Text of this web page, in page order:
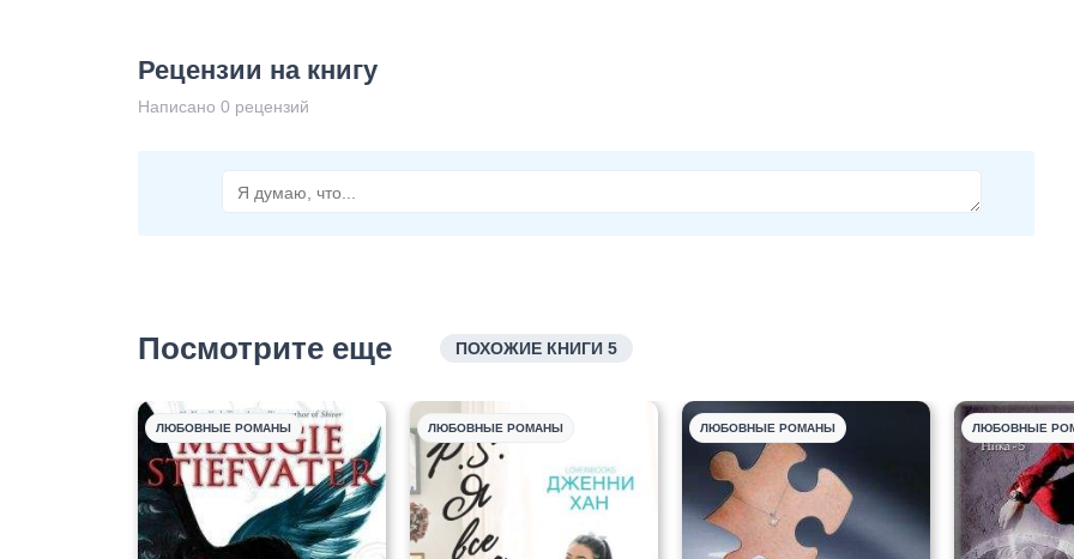
Рецензии на книгу
Написано 0 рецензий
Посмотрите еще ПОХОЖИЕ КНИГИ 5
ЛЮБОВНЫЕ РОМАНЫ ЛЮБОВНЫЕ РОМАНЫ ЛЮБОВНЫЕ РОМАНЫ ЛЮБОВНЫЕ